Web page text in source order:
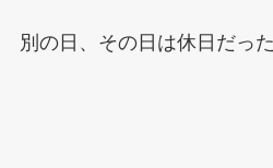
別の日、その日は休日だっ